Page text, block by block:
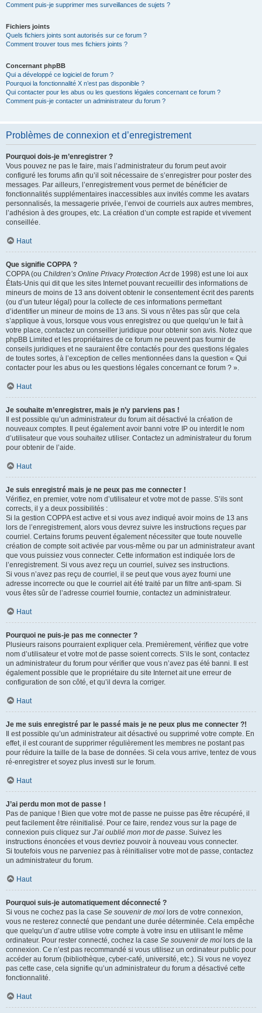
Comment puis-je supprimer mes surveillances de sujets ?
Fichiers joints
Quels fichiers joints sont autorisés sur ce forum ?
Comment trouver tous mes fichiers joints ?
Concernant phpBB
Qui a développé ce logiciel de forum ?
Pourquoi la fonctionnalité X n’est pas disponible ?
Qui contacter pour les abus ou les questions légales concernant ce forum ?
Comment puis-je contacter un administrateur du forum ?
Problèmes de connexion et d’enregistrement
Pourquoi dois-je m’enregistrer ?
Vous pouvez ne pas le faire, mais l’administrateur du forum peut avoir
configuré les forums afin qu’il soit nécessaire de s’enregistrer pour poster des
messages. Par ailleurs, l’enregistrement vous permet de bénéficier de
fonctionnalités supplémentaires inaccessibles aux invités comme les avatars
personnalisés, la messagerie privée, l’envoi de courriels aux autres membres,
l’adhésion à des groupes, etc. La création d’un compte est rapide et vivement
conseillée.
Haut
Que signifie COPPA ?
COPPA (ou Children’s Online Privacy Protection Actde 1998) est une loi aux
États-Unis qui dit que les sites Internet pouvant recueillir des informations de
mineurs de moins de 13 ans doivent obtenir le consentement écrit des parents
(ou d’un tuteur légal) pour la collecte de ces informations permettant
d’identifier un mineur de moins de 13 ans. Si vous n’êtes pas sûr que cela
s’applique à vous, lorsque vous vous enregistrez ou que quelqu’un le fait à
votre place, contactez un conseiller juridique pour obtenir son avis. Notez que
phpBB Limited et les propriétaires de ce forum ne peuvent pas fournir de
conseils juridiques et ne sauraient être contactés pour des questions légales
de toutes sortes, à l’exception de celles mentionnées dans la question « Qui
contacter pour les abus ou les questions légales concernant ce forum ? ».
Haut
Je souhaite m’enregistrer, mais je n’y parviens pas !
Il est possible qu’un administrateur du forum ait désactivé la création de
nouveaux comptes. Il peut également avoir banni votre IP ou interdit le nom
d’utilisateur que vous souhaitez utiliser. Contactez un administrateur du forum
pour obtenir de l’aide.
Haut
Je suis enregistré mais je ne peux pas me connecter !
Vérifiez, en premier, votre nom d’utilisateur et votre mot de passe. S’ils sont
corrects, il y a deux possibilités :
Si la gestion COPPA est active et si vous avez indiqué avoir moins de 13 ans
lors de l’enregistrement, alors vous devrez suivre les instructions reçues par
courriel. Certains forums peuvent également nécessiter que toute nouvelle
création de compte soit activée par vous-même ou par un administrateur avant
que vous puissiez vous connecter. Cette information est indiquée lors de
l’enregistrement. Si vous avez reçu un courriel, suivez ses instructions.
Si vous n’avez pas reçu de courriel, il se peut que vous ayez fourni une
adresse incorrecte ou que le courriel ait été traité par un filtre anti-spam. Si
vous êtes sûr de l’adresse courriel fournie, contactez un administrateur.
Haut
Pourquoi ne puis-je pas me connecter ?
Plusieurs raisons pourraient expliquer cela. Premièrement, vérifiez que votre
nom d’utilisateur et votre mot de passe soient corrects. S’ils le sont, contactez
un administrateur du forum pour vérifier que vous n’avez pas été banni. Il est
également possible que le propriétaire du site Internet ait une erreur de
configuration de son côté, et qu’il devra la corriger.
Haut
Je me suis enregistré par le passé mais je ne peux plus me connecter ?!
Il est possible qu’un administrateur ait désactivé ou supprimé votre compte. En
effet, il est courant de supprimer régulièrement les membres ne postant pas
pour réduire la taille de la base de données. Si cela vous arrive, tentez de vous
ré-enregistrer et soyez plus investi sur le forum.
Haut
J’ai perdu mon mot de passe !
Pas de panique ! Bien que votre mot de passe ne puisse pas être récupéré, il
peut facilement être réinitialisé. Pour ce faire, rendez vous sur la page de
connexion puis cliquez sur J’ai oublié mon mot de passe. Suivez les
instructions énoncées et vous devriez pouvoir à nouveau vous connecter.
Si toutefois vous ne parveniez pas à réinitialiser votre mot de passe, contactez
un administrateur du forum.
Haut
Pourquoi suis-je automatiquement déconnecté ?
Si vous ne cochez pas la case Se souvenir de moi lors de votre connexion,
vous ne resterez connecté que pendant une durée déterminée. Cela empêche
que quelqu’un d’autre utilise votre compte à votre insu en utilisant le même
ordinateur. Pour rester connecté, cochez la case Se souvenir de moi lors de la
connexion. Ce n’est pas recommandé si vous utilisez un ordinateur public pour
accéder au forum (bibliothèque, cyber-café, université, etc.). Si vous ne voyez
pas cette case, cela signifie qu’un administrateur du forum a désactivé cette
fonctionnalité.
Haut